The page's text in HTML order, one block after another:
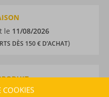
le 11/08/2026
DÈS 150 € D’ACHAT)
COOKIES